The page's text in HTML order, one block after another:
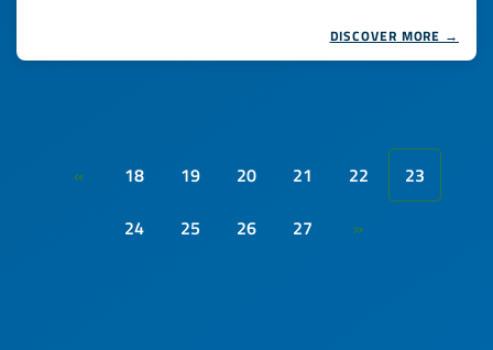
DISCOVER MORE →
« 18 19 20 21 22
23
24
25 26 27 »